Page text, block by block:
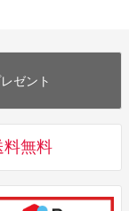
ゼント
料無料